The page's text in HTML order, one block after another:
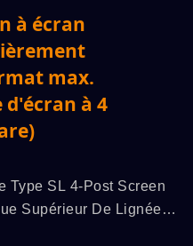
à écran
max.
d'écran à 4
Type SL 4-Post Screen
Supérieur De Lignée